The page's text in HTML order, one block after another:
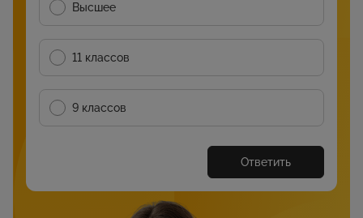
Высшее
11 классов
9 классов
Ответить